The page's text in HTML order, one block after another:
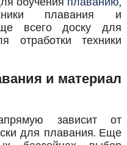
плавания и
всего доску для
отработки техники
и материал
зависит от
для плавания. Еще